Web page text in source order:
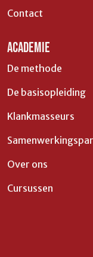
Contact
ACADEMIE
De methode
De basisopleiding
Klankmasseurs
Over ons
Cursussen